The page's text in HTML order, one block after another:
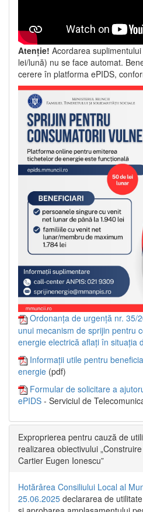
Atenție! Acordarea
lei/lună) nu se face automat.
cerere în platforma ePIDS,
Ordonanța de urgență nr. 35/
unui mecanism de sprijin pentru
energie electrică aflați în situația
Informații utile pentru
energie (pdf)
Formular de solicitare a
ePIDS - Serviciul de
Exproprierea pentru cauză de
realizarea obiectivului
Cartier Eugen Ionescu”
Hotărârea Consiliului Local al
25.06.2025 declararea de